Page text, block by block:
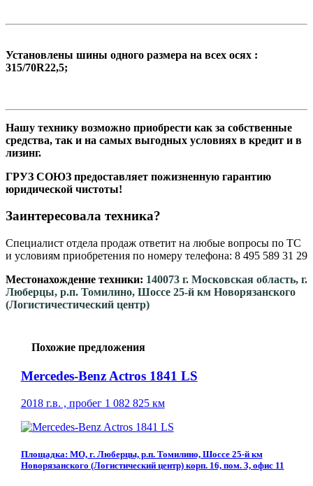
Установлены шины одного размера на всех осях :
315/70R22,5;
Нашу технику возможно приобрести как за собственные
средства, так и на самых выгодных условиях в кредит и в
лизинг.
ГРУЗ СОЮЗ предоставляет пожизненную гарантию
юридической чистоты!
Заинтересовала техника?
Специалист отдела продаж ответит на любые вопросы по ТС
и условиям приобретения по номеру телефона: 8 495 589 31 29
Местонахождение техники: 140073 г. Московская область, г.
Люберцы, р.п. Томилино, Шоссе 25-й км Новорязанского
(Логистичестический центр)
Похожие предложения
Mercedes-Benz Actros 1841 LS
2018 г.в. , пробег 1 082 825 км
Площадка: МО, г. Люберцы, р.п. Томилино, Шоссе 25-й км
Новорязанского (Логистический центр) корп. 16, пом. 3, офис 11